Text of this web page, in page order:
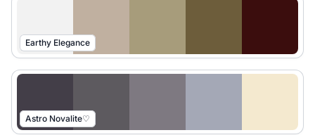
Earthy Elegance
Astro Novalite♡